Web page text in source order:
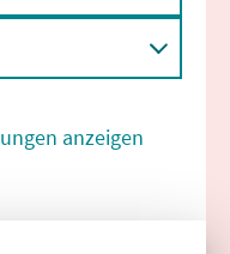
anzeigen